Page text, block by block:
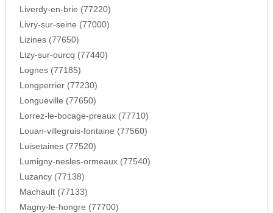
Liverdy-en-brie (77220)
Livry-sur-seine (77000)
Lizines (77650)
Lizy-sur-ourcq (77440)
Lognes (77185)
Longperrier (77230)
Longueville (77650)
Lorrez-le-bocage-preaux (77710)
Louan-villegruis-fontaine (77560)
Luisetaines (77520)
Lumigny-nesles-ormeaux (77540)
Luzancy (77138)
Machault (77133)
Magny-le-hongre (77700)